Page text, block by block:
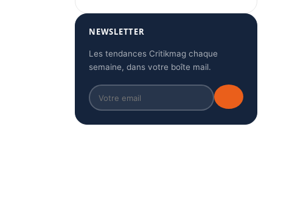
NEWSLETTER
Les tendances Critikmag chaque
semaine, dans votre boîte mail.